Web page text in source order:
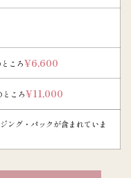
ころ¥6,600
ところ¥11,000
グ・パックが含まれていま